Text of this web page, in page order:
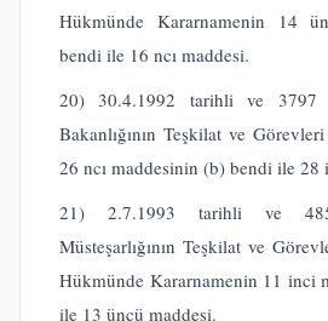
Hükmünde Kararnamenin 14
bendi ile 16 ncı maddesi.
20) 30.4.1992 tarihli ve 3797
Bakanlığının Teşkilat ve
26 ncı maddesinin (b) bendi ile 28
21) 2.7.1993 tarihli ve
Müsteşarlığının Teşkilat ve
Hükmünde Kararnamenin 11 inci
ile 13 üncü maddesi.